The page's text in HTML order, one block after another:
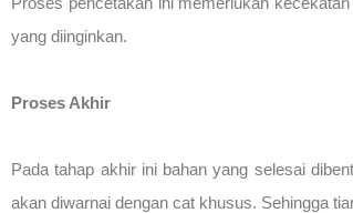
yang diinginkan.
Proses Akhir
Pada tahap akhir ini bahan yang selesai
akan diwarnai dengan cat khusus. Sehingga